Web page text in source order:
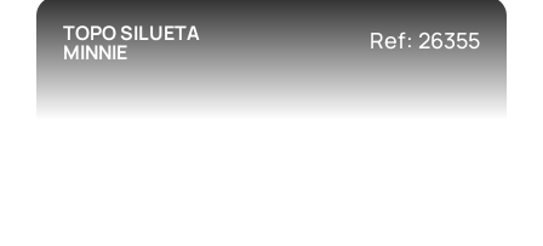
TOPO SILUETA
MINNIE Ref: 26355